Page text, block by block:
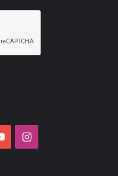
YouTubeInstagram